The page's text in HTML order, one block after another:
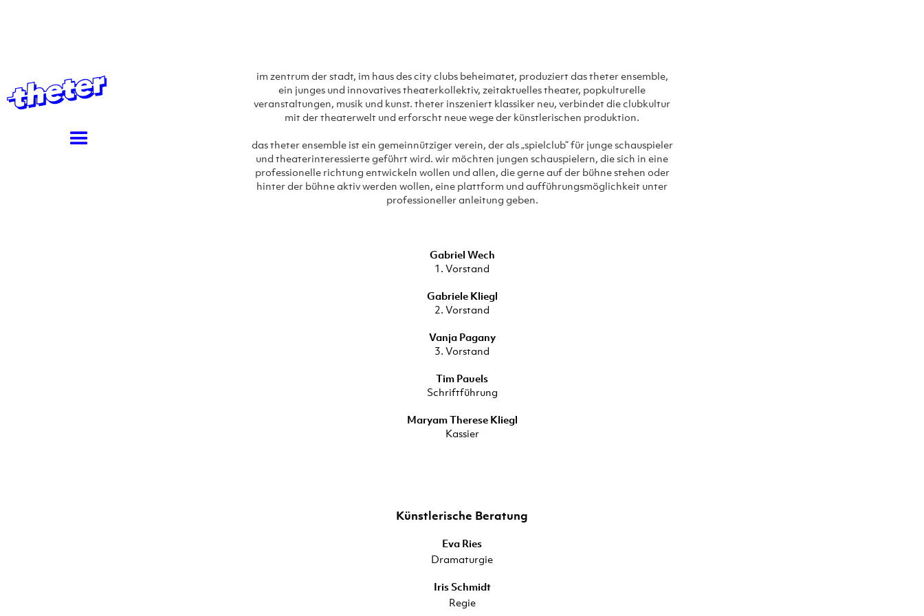
im zentrum der stadt, im haus des city clubs beheimatet, produziert das theter ensemble,
ein junges und innovatives theaterkollektiv, zeitaktuelles theater, popkulturelle
veranstaltungen, musik und kunst. theter inszeniert klassiker neu, verbindet die clubkultur
mit der theaterwelt und erforscht neue wege der künstlerischen produktion.
das theter ensemble ist ein gemeinnütziger verein, der als „spielclub“ für junge schauspieler
und theaterinteressierte geführt wird. wir möchten jungen schauspielern, die sich in eine
professionelle richtung entwickeln wollen und allen, die gerne auf der bühne stehen oder
hinter der bühne aktiv werden wollen, eine plattform und aufführungsmöglichkeit unter
professioneller anleitung geben.
Gabriel Wech
1. Vorstand
Gabriele Kliegl
2. Vorstand
Vanja Pagany
3. Vorstand
Tim Pauels
Schriftführung
Maryam Therese Kliegl
Kassier
Künstlerische Beratung
Eva Ries
Dramaturgie
Iris Schmidt
Regie